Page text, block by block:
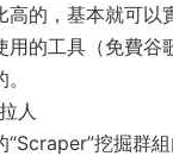
高的，基本就可以
用的工具（免費
人
“Scraper”挖掘群